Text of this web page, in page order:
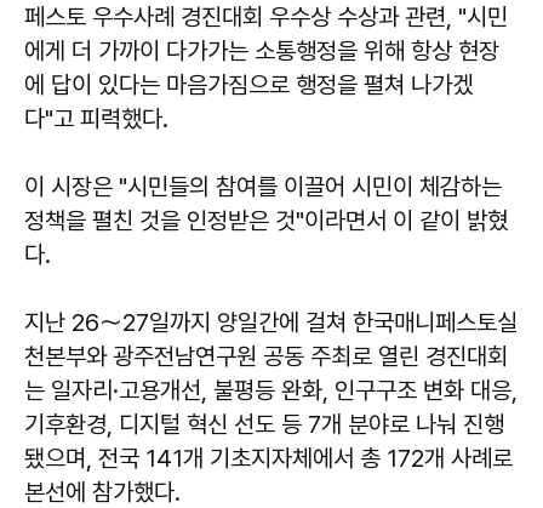
페스토 우수사례 경진대회 우수상 수상과 관련, "시민
에게 더 가까이 다가가는 소통행정을 위해 항상 현장
에 답이 있다는 마음가짐으로 행정을 펼쳐 나가겠
다"고 피력했다.
이 시장은 "시민들의 참여를 이끌어 시민이 체감하는
정책을 펼친 것을 인정받은 것"이라면서 이 같이 밝혔
다.
지난 26～27일까지 양일간에 걸쳐 한국매니페스토실
천본부와 광주전남연구원 공동 주최로 열린 경진대회
는 일자리·고용개선, 불평등 완화, 인구구조 변화 대응,
기후환경, 디지털 혁신 선도 등 7개 분야로 나눠 진행
됐으며, 전국 141개 기초지자체에서 총 172개 사례로
본선에 참가했다.